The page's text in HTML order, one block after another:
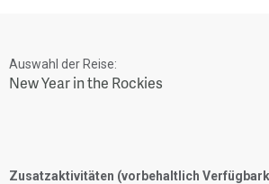
Auswahl der Reise:
New Year in the Rockies
Zusatzaktivitäten (vorbehaltlich